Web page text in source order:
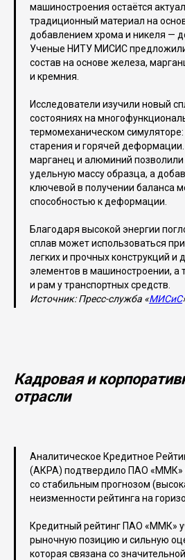
машиностроения остаётся
традиционный материал на
добавлением хрома и никеля —
Ученые НИТУ МИСИС
состав на основе железа,
и кремния.
Исследователи изучили новый
состояниях на
термомеханическом симуляторе:
старения и горячей
марганец и алюминий
удельную массу образца, а
ключевой в получении баланса
способностью к деформации.
Благодаря высокой энергии
сплав может использоваться
легких и прочных конструкций и
элементов в машиностроении, а
и рам у транспортных средств.
Источник: Пресс-служба «МИСиС
Кадровая и
отрасли
Аналитическое Кредитное
(АКРА) подтвердило ПАО «ММК»
со стабильным прогнозом
неизменности рейтинга на
Кредитный рейтинг ПАО «ММК»
рыночную позицию и сильную
которая связана со